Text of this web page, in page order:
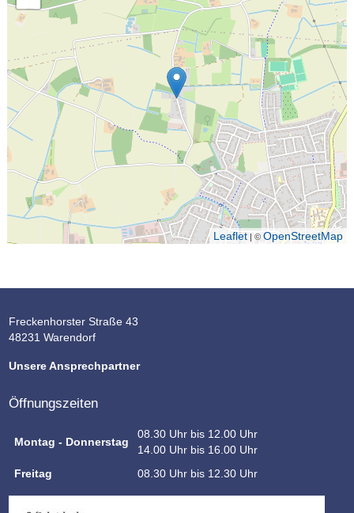
Leaflet | ©OpenStreetMap
Freckenhorster Straße 43
48231 Warendorf
Unsere Ansprechpartner
Öffnungszeiten
Montag - Donnerstag
08.30 Uhr bis 12.00 Uhr
14.00 Uhr bis 16.00 Uhr
Freitag
08.30 Uhr bis 12.30 Uhr